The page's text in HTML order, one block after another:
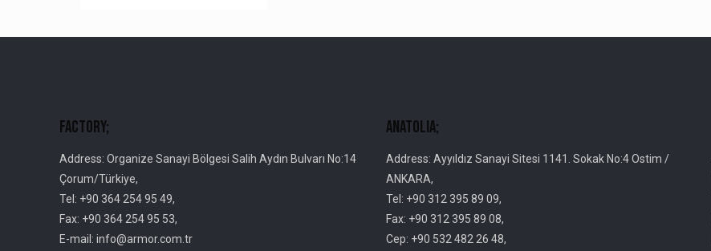
Factory;
Address: Organize Sanayi Bölgesi Salih Aydın Bulvarı No:14
Çorum/Türkiye,
Tel: +90 364 254 95 49,
Fax: +90 364 254 95 53,
E-mail: info@armor.com.tr
AnatolIa;
Address: Ayyıldız Sanayi Sitesi 1141. Sokak No:4 Ostim /
ANKARA,
Tel: +90 312 395 89 09,
Fax: +90 312 395 89 08,
Cep: +90 532 482 26 48,